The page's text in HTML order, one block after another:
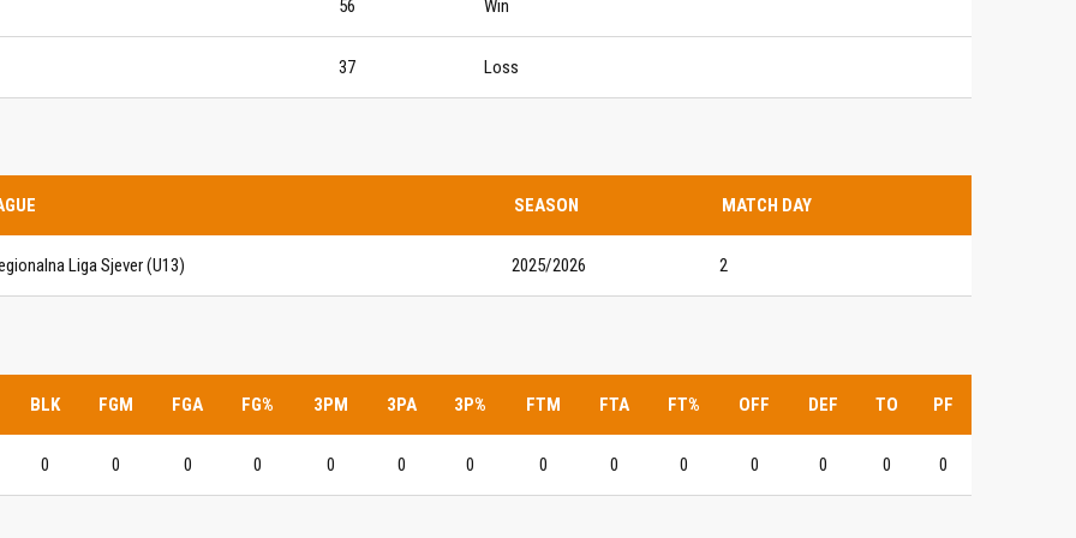
56 Win
37 Loss
SEASON MATCH DAY
Liga Sjever (U13) 2025/2026 2
BLK FGM FGA FG% 3PM 3PA 3P% FTM FTA FT% OFF DEF TO PF
0 0 0 0 0 0 0 0 0 0 0 0 0 0
trener seniorske
trenerski stožer
u revijalnoj utakmici
NCAA ekipu OBU
Pretkadeti U15